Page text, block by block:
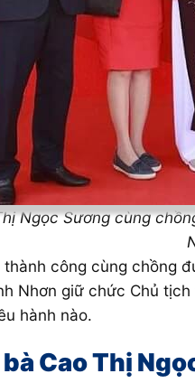
Ngọc Sương cùng
công cùng chồng
Nhơn giữ chức Chủ
hành nào.
Cao Thị